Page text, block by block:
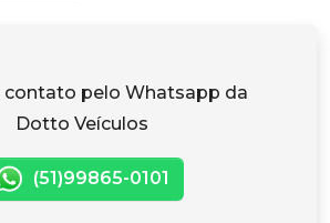
contato pelo Whatsapp da
Dotto Veículos
(51)99865-0101